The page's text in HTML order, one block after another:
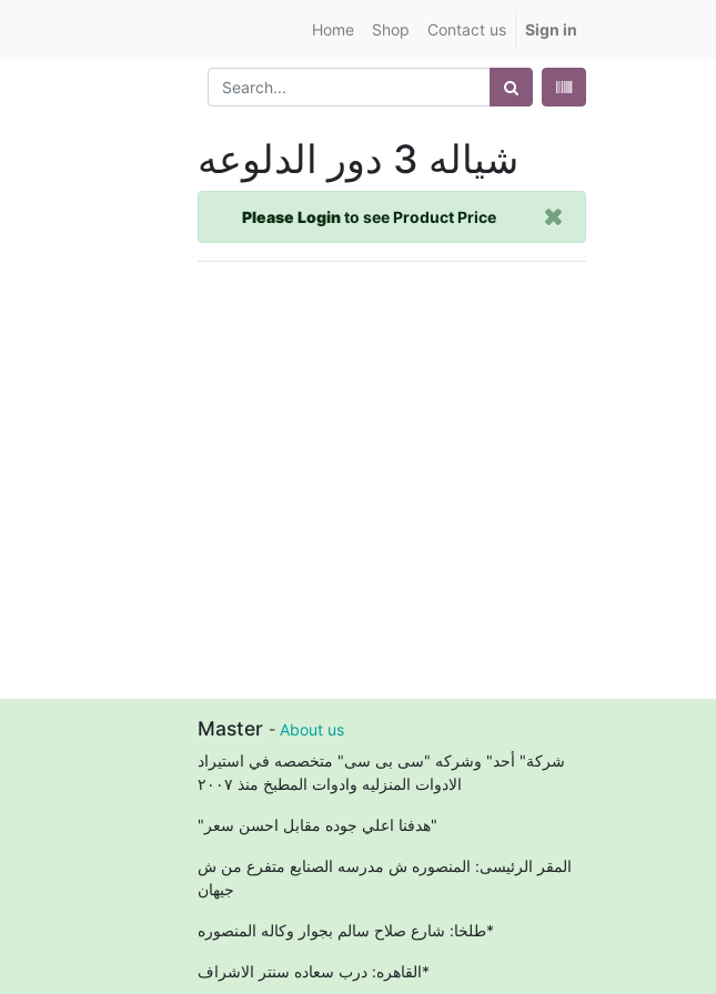
Home Shop Contact us Sign in
شياله 3 دور الدلوعه
Please Loginto see Product Price
Master - About us
شركة" أحد" وشركه "سى بى سى" متخصصه في استيراد
"هدفنا اعلي جوده مقابل احسن سعر"
المقر الرئيسى: المنصوره ش مدرسه الصنايع متفرع من ش
جيهان
طلخا: شارع صلاح سالم بجوار وكاله المنصوره*
القاهره: درب سعاده سنتر الاشراف*